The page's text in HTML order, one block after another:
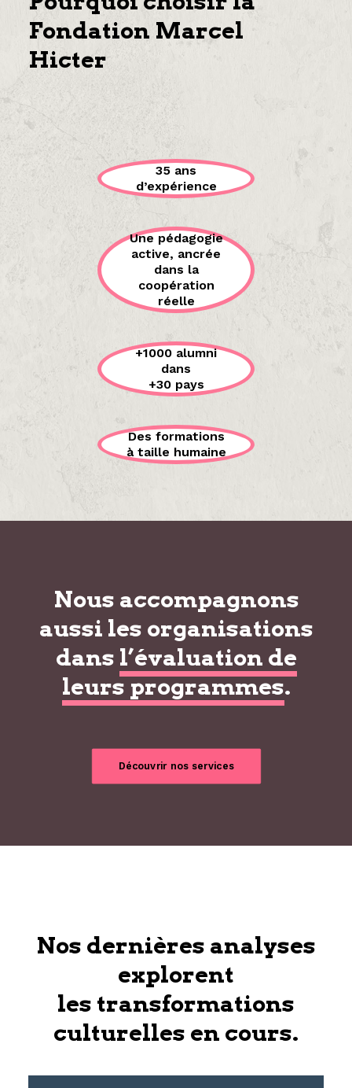
Fondation Marcel
Hicter
35 ans
d’expérience
Une pédagogie
active, ancrée
dans la
coopération
réelle
+1000 alumni
dans
+30 pays
Des formations
à taille humaine
Nous accompagnons
aussi les organisations
dans l’évaluation de
leurs programmes.
Découvrir nos services
Nos dernières analyses
explorent
les transformations
culturelles en cours.